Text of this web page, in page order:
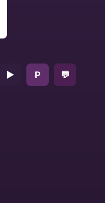
▶ P 💬